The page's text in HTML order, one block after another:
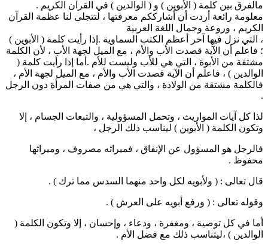
مالفرق بين كلمة ( الأبوين ) و ( الوالدين ) في القرآن الكريم .
معلومة رائعة أردت أن أشارككم معرفتها ، لتتجلى لنا عظمة القرآن
الكريم ، وروعة وجمال اللغة العربية
، التي نزل فيها آخر أعظم الكتب السماوية .إذا رأيت كلمة ( الأبوين )
؛ فاعلم أن الآية قصدت الأب والأم ، مع الميل لجهة الأب ، لأن الكلمة
مشتقة من الأبوة ، التي هي للأب وليست للأم .أما إذا رأيت كلمة (
الوالدين ) ، فاعلم أن الآية قصدت الأب والأم ، مع الميل لجهة الأم ،
فالكلمة مشتقة من الولادة ، والتي هي من صفات المرأة دون الرجل
.
لذا كل آيات المواريث ، وتحمل المسؤولية ، والتبعات الجسام ، إلا
وتكون الكلمة ( الأبوين ) ليناسب ذلك الرجل ،
فالرجل هو المسؤول عن الإنفاق ، فميراثه مصروف ، وميراثها
محفوظ .
قال تعالى : ( ولأبويه لكل واحد منهما السدس مما ترك ) .
وقوله تعالى : ( ورفع أبويه على العرش ) .
أما في كل توصية ، ومغفرة ، ودعاء ، وإحسان ، إلا وتكون الكلمة (
الوالدين ) ،ليتناسب ذلك مع فضل الأم .